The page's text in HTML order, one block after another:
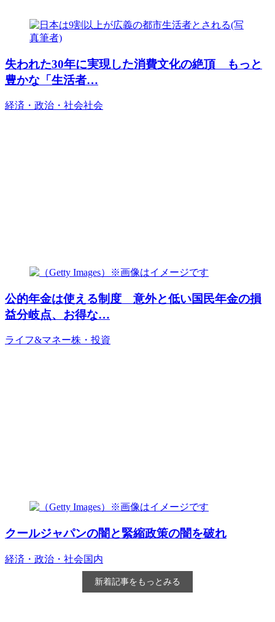
失われた30年に実現した消費文化の絶頂 もっと
豊かな「生活者…
経済・政治・社会社会
公的年金は使える制度 意外と低い国民年金の損
益分岐点、お得な…
ライフ&マネー株・投資
クールジャパンの闇と緊縮政策の闇を破れ
経済・政治・社会国内
新着記事をもっとみる